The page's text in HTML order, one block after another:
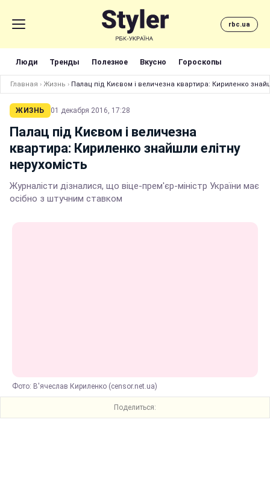
rbc.ua
Люди Тренды Полезное Вкусно Гороскопы
Главная › Жизнь › Палац під Києвом і величезна квартира: Кириленко
ЖИЗНЬ 01 декабря 2016, 17:28
Палац під Києвом і величезна
квартира: Кириленко знайшли елітну
нерухомість
Журналісти дізналися, що віце-прем'єр-міністр України має
осібно з штучним ставком
Фото: В'ячеслав Кириленко (censor.net.ua)
Поделиться: